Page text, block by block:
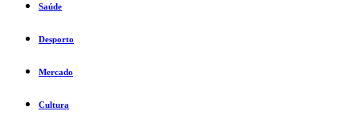
Saúde
Desporto
Mercado
Cultura